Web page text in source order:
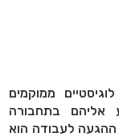
ממוקמים
בתחבורה
לעבודה הוא